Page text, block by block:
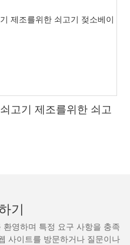
고기 제조를위한 쇠고
기
영하며 특정 요구 사항을 충족
사이트를 방문하거나 질문이나